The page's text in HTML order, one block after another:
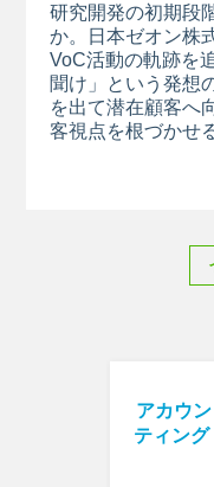
研究開発の初期段
か。日本ゼオン株
VoC活動の軌跡を
聞け」という発想
を出て潜在顧客へ
客視点を根づかせ
アカウ
ティング